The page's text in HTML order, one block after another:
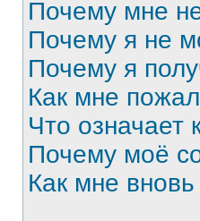
Почему мне
Почему я не
Почему я
Как мне
Что означает
Почему моё
Как мне